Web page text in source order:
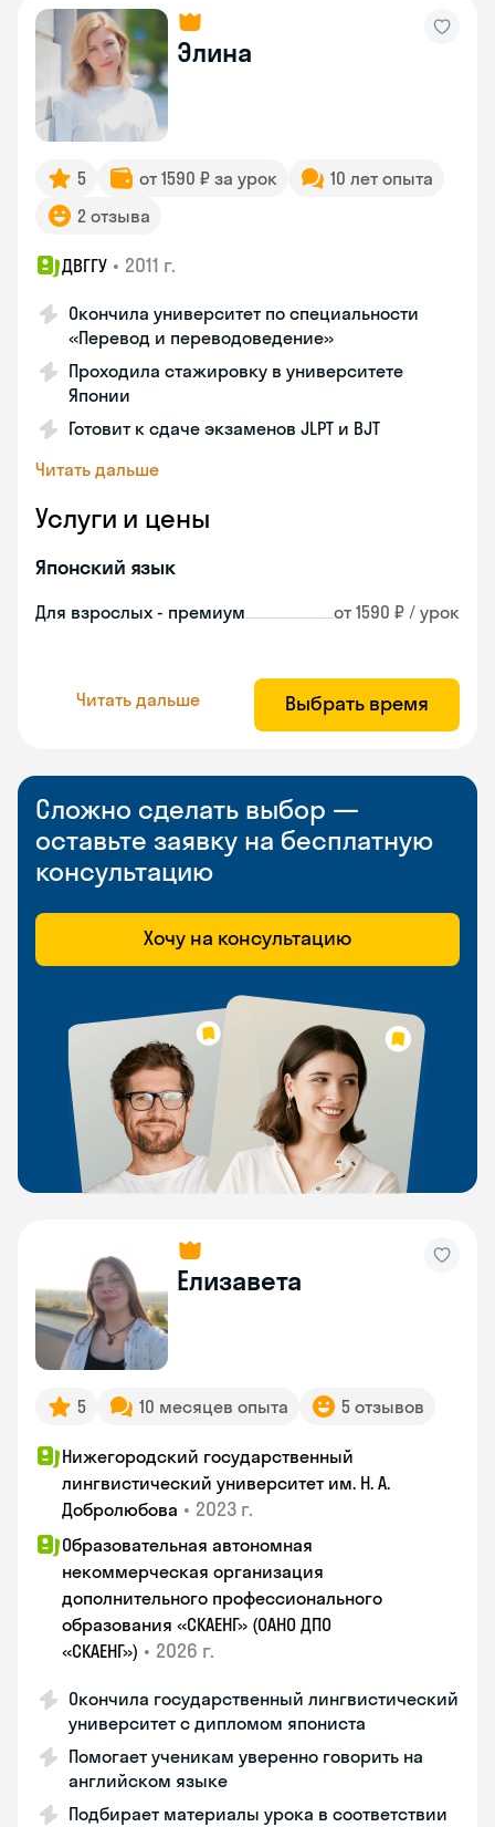
Элина
5 от 1590 ₽ за урок
10 лет опыта
2 отзыва
ДВГГУ • 2011 г.
Окончила университет по специальности
«Перевод и переводоведение»
Проходила стажировку в университете
Японии
Готовит к сдаче экзаменов JLPT и BJT
Читать дальше
Услуги и цены
Японский язык
Для взрослых - премиум от 1590 ₽ / урок
Читать дальше Выбрать время
Сложно сделать выбор —
оставьте заявку на бесплатную
консультацию
Хочу на консультацию
Елизавета
5 10 месяцев опыта 5 отзывов
Нижегородский государственный
лингвистический университет им. Н. А.
Добролюбова • 2023 г.
Образовательная автономная
некоммерческая организация
дополнительного профессионального
образования «СКАЕНГ» (ОАНО ДПО
«СКАЕНГ») • 2026 г.
Окончила государственный лингвистический
университет с дипломом япониста
Помогает ученикам уверенно говорить на
английском языке
Подбирает материалы урока в соответствии